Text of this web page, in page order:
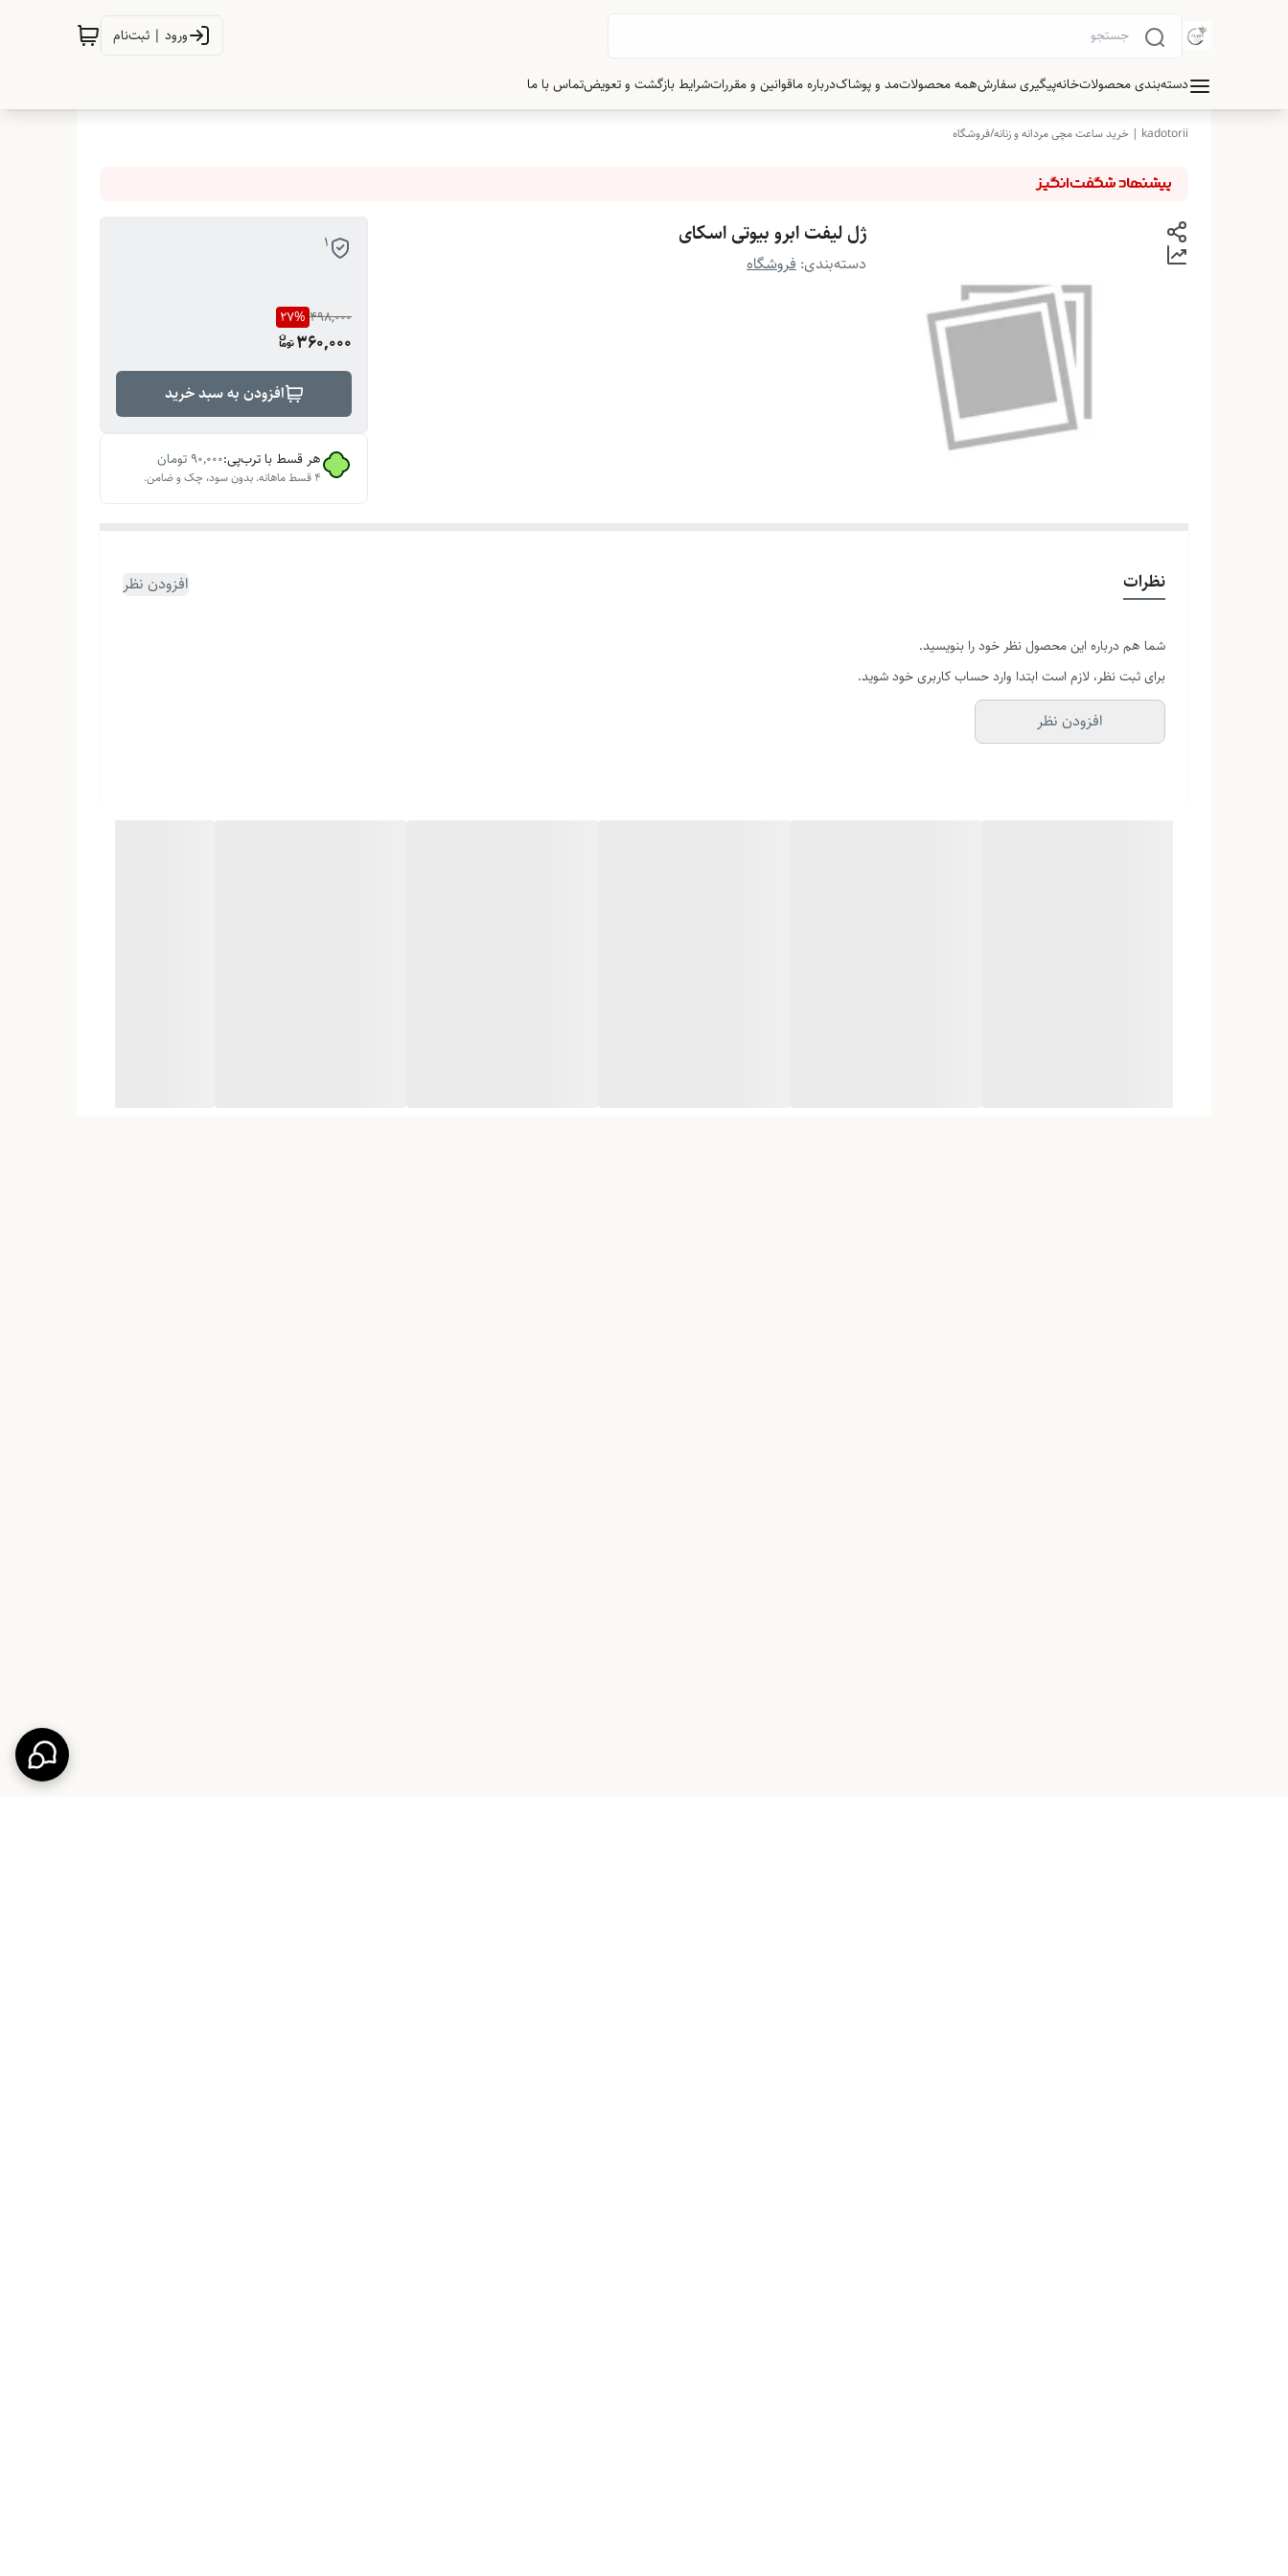
ورود | ثبت‌نام
دسته‌بندی محصولاتخانهپیگیری سفارشهمه محصولاتمد و پوشاکدرباره ماقوانین و مقرراتشرایط بازگشت و تعویضتماس با ما
kadotorii | خرید ساعت مچی مردانه و زنانه /فروشگاه
ژل لیفت ابرو بیوتی اسکای
دسته‌بندی: فروشگاه
1
498,000
27%
360,000
افزودن به سبد خرید
هر قسط با ترب‌پی:۹۰٬۰۰۰ تومان
۴ قسط ماهانه. بدون سود، چک و ضامن.
نظرات افزودن نظر
شما هم درباره این محصول نظر خود را بنویسید.
برای ثبت نظر، لازم است ابتدا وارد حساب کاربری خود شوید.
افزودن نظر